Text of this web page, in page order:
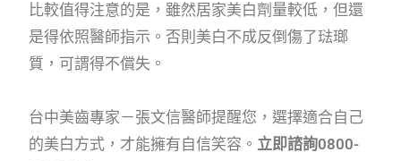
比較值得注意的是，雖然居家美白劑量較低，但還
是得依照醫師指示。否則美白不成反倒傷了琺瑯
質，可謂得不償失。
台中美齒專家－張文信醫師提醒您，選擇適合自己
的美白方式，才能擁有自信笑容。 立即諮詢0800-